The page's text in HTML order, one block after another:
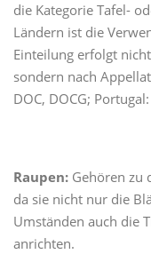
die Kategorie Tafel-
Ländern ist die
Einteilung erfolgt
sondern nach
DOC, DOCG;
Raupen: Gehören zu
da sie nicht nur die
Umständen auch die
anrichten.